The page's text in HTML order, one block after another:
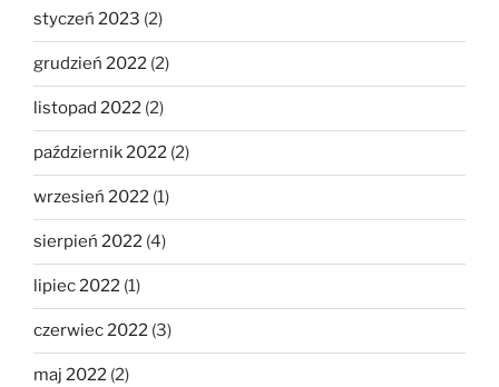
styczeń 2023 (2)
grudzień 2022 (2)
listopad 2022 (2)
październik 2022 (2)
wrzesień 2022 (1)
sierpień 2022 (4)
lipiec 2022 (1)
czerwiec 2022 (3)
maj 2022 (2)